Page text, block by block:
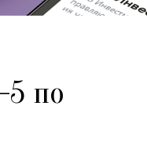
5 по